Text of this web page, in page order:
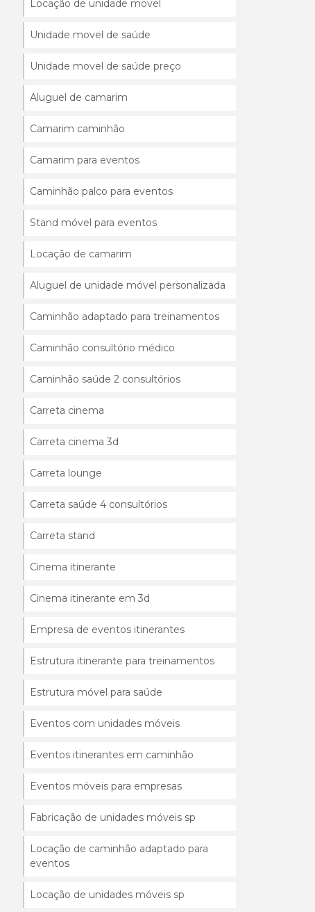
Locação de unidade movel
Unidade movel de saúde
Unidade movel de saúde preço
Aluguel de camarim
Camarim caminhão
Camarim para eventos
Caminhão palco para eventos
Stand móvel para eventos
Locação de camarim
Aluguel de unidade móvel personalizada
Caminhão adaptado para treinamentos
Caminhão consultório médico
Caminhão saúde 2 consultórios
Carreta cinema
Carreta cinema 3d
Carreta lounge
Carreta saúde 4 consultórios
Carreta stand
Cinema itinerante
Cinema itinerante em 3d
Empresa de eventos itinerantes
Estrutura itinerante para treinamentos
Estrutura móvel para saúde
Eventos com unidades móveis
Eventos itinerantes em caminhão
Eventos móveis para empresas
Fabricação de unidades móveis sp
Locação de caminhão adaptado para
eventos
Locação de unidades móveis sp